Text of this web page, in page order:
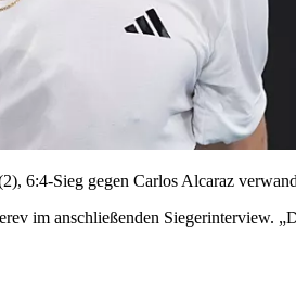
6:4-Sieg gegen Carlos Alcaraz
im anschließenden Siegerinterview.